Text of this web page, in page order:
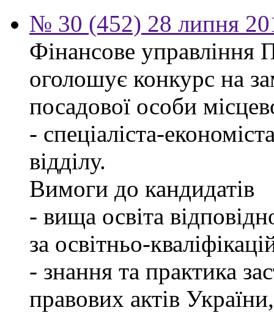
№ 30 (452) 28 липня
Фінансове управління
оголошує конкурс на
посадової особи
- спеціаліста-
відділу.
Вимоги до кандидатів
- вища освіта
за освітньо-
- знання та практика
правових актів